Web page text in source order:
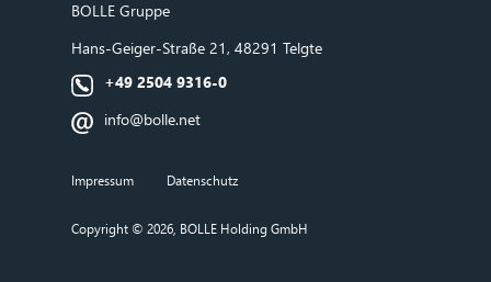
BOLLE Gruppe
Hans‑Geiger‑Straße 21, 48291 Telgte
+49 2504 9316-0
info@bolle.net
Impressum Datenschutz
Copyright © 2026, BOLLE Holding GmbH